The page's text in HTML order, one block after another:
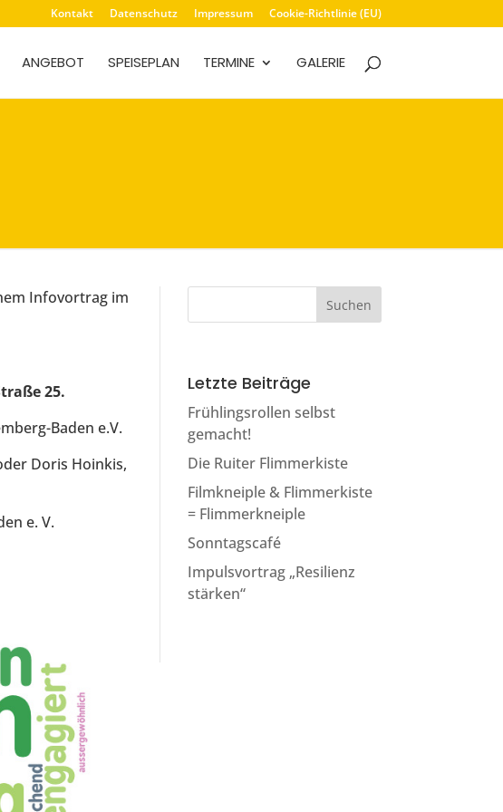
Kontakt Datenschutz Impressum Cookie-Richtlinie (EU)
ANGEBOT SPEISEPLAN TERMINE GALERIE
Infovortrag im
25.
Baden e.V.
Doris Hoinkis,
e. V.
Letzte Beiträge
Frühlingsrollen selbst
gemacht!
Die Ruiter Flimmerkiste
Filmkneiple & Flimmerkiste
= Flimmerkneiple
Sonntagscafé
Impulsvortrag „Resilienz
stärken“